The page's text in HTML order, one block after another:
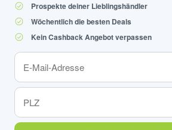
Prospekte deiner Lieblingshändler
Wöchentlich die besten Deals
Kein Cashback Angebot verpassen